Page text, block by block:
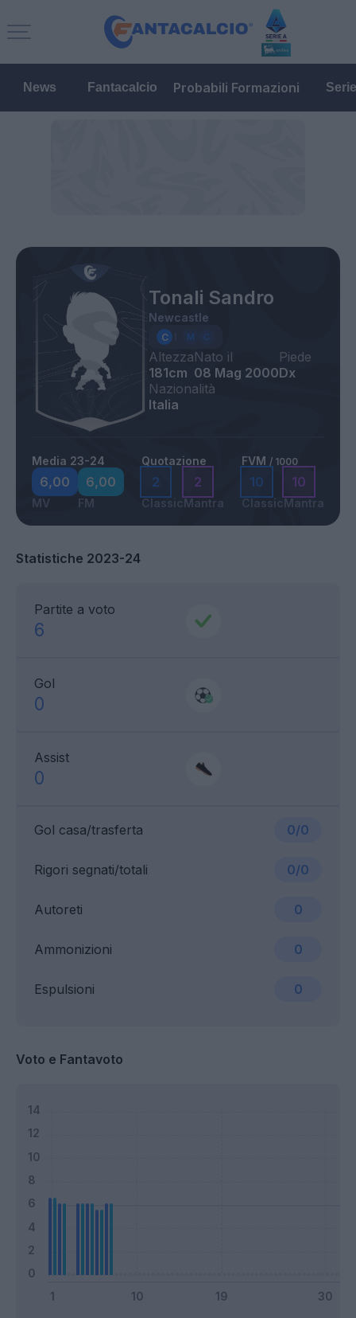
News Fantacalcio Probabili Formazioni
Tonali Sandro
Newcastle
Altezza
181cm
Nato il
08 Mag 2000
Piede
Dx
Nazionalità
Italia
Media 23-24
6,00
MV
6,00
FM
Quotazione
2
Classic
2
Mantra
FVM / 1000
10
Classic
10
Mantra
Statistiche 2023-24
Partite a voto
6
Gol
0
Assist
0
Gol casa/trasferta 0/0
Ammonizioni 0
Rigori segnati/totali 0/0
Espulsioni 0
Autoreti 0
Voto e Fantavoto